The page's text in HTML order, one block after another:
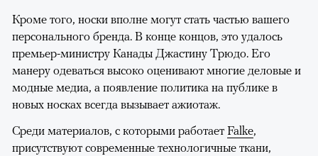
Кроме того, носки вполне могут стать частью вашего
персонального бренда. В конце концов, это удалось
премьер-министру Канады Джастину Трюдо. Его
манеру одеваться высоко оценивают многие деловые и
модные медиа, а появление политика на публике в
новых носках всегда вызывает ажиотаж.
Среди материалов, с которыми работает Falke,
присутствуют современные технологичные ткани,